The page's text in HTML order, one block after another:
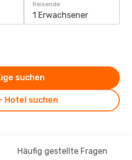
Reisende
1 Erwachsener
Hotel suchen
suchen
Häufig gestellte Fragen